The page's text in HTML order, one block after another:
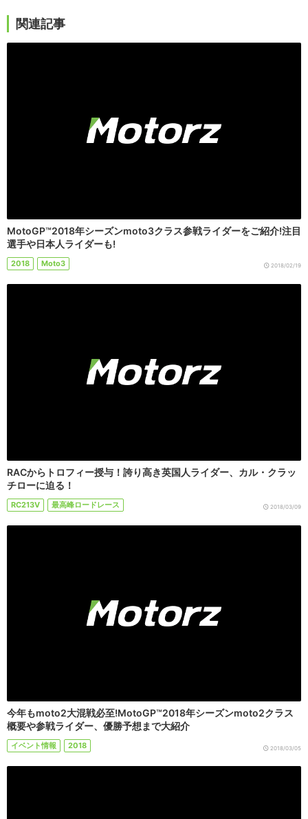
関連記事
MotoGP™2018年シーズンmoto3クラス参戦ライダーをご紹介!注目
選手や日本人ライダーも!
2018 Moto3 2018/02/19
RACからトロフィー授与！誇り高き英国人ライダー、カル・クラッ
チローに迫る！
RC213V 最高峰ロードレース 2018/03/09
今年もmoto2大混戦必至!MotoGP™2018年シーズンmoto2クラス
概要や参戦ライダー、優勝予想まで大紹介
イベント情報 2018 2018/03/05